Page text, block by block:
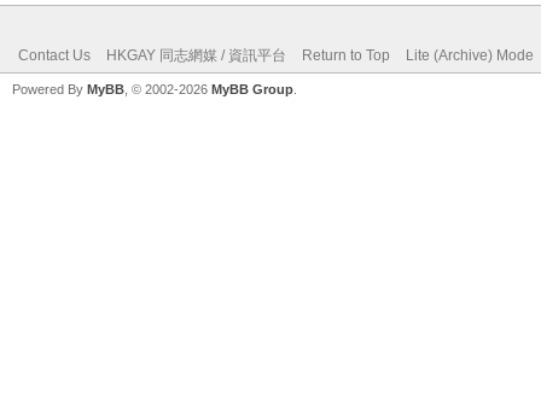
Contact Us HKGAY 同志網媒 / 資訊平台 Return to Top Lite (Archive) Mode
Powered By MyBB , © 2002-2026 MyBB Group